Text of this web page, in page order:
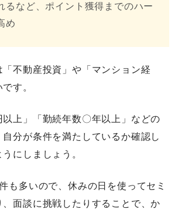
るなど、ポイント獲得までのハー
め
不動産投資」や「マンション経
す。
以上」「勤続年数〇年以上」などの
分が条件を満たしているか確認し
にしましょう。
も多いので、休みの日を使ってセミ
面談に挑戦したりすることで、か